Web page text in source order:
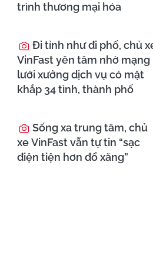
trình thương mại hóa
Đi tỉnh như đi phố, chủ
VinFast yên tâm nhờ mạng
lưới xưởng dịch vụ có mặt
khắp 34 tỉnh, thành phố
Sống xa trung tâm, chủ
xe VinFast vẫn tự tin “sạc
điện tiện hơn đổ xăng”